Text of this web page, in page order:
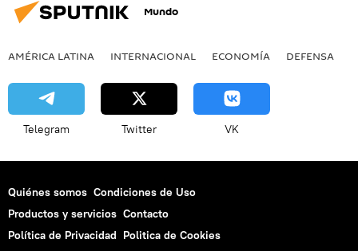
Mundo
AMÉRICA LATINA INTERNACIONAL ECONOMÍA DEFENSA
Telegram Twitter VK
Quiénes somos Condiciones de Uso
Productos y servicios Contacto
Política de Privacidad Politica de Cookies